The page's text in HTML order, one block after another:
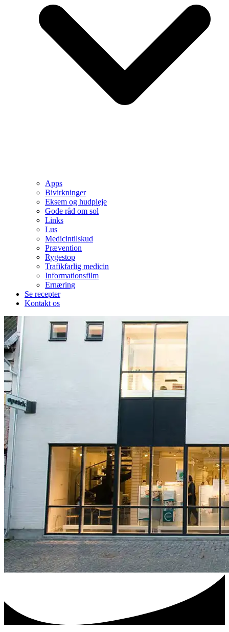
Apps
Bivirkninger
Eksem og hudpleje
Gode råd om sol
Links
Lus
Medicintilskud
Prævention
Rygestop
Trafikfarlig medicin
Informationsfilm
Ernæring
Se recepter
Kontakt os